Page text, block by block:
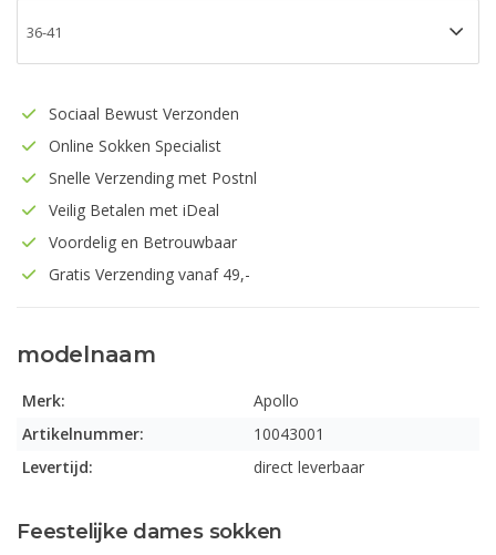
Sociaal Bewust Verzonden
Online Sokken Specialist
Snelle Verzending met Postnl
Veilig Betalen met iDeal
Voordelig en Betrouwbaar
Gratis Verzending vanaf 49,-
modelnaam
Merk:
Apollo
Artikelnummer:
10043001
Levertijd:
direct leverbaar
Feestelijke dames sokken